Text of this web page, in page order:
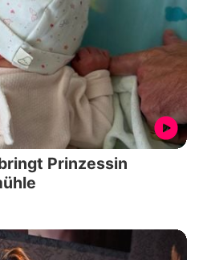
Prinzessin